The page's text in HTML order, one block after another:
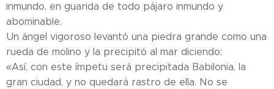
inmundo, en guarida de todo pájaro inmundo y
abominable.
Un ángel vigoroso levantó una piedra grande como una
rueda de molino y la precipitó al mar diciendo:
«Así, con este ímpetu será precipitada Babilonia, la
gran ciudad, y no quedará rastro de ella. No se